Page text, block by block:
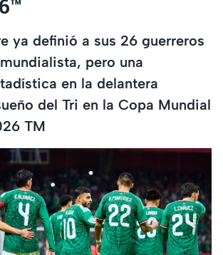
ya definió a sus 26 guerreros
pero una
en la delantera
del Tri en la Copa Mundial
TM